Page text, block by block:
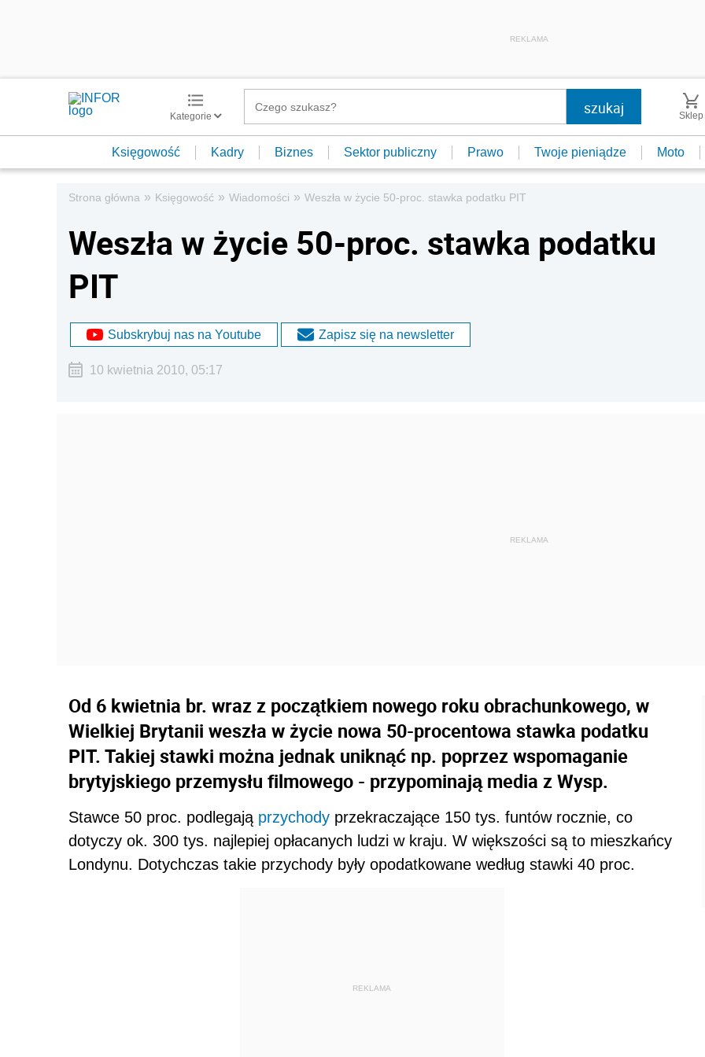
REKLAMA
Kategorie Sklep
Księgowość Kadry Biznes Sektor publiczny Prawo Twoje pieniądze Moto
Strona główna » Księgowość » Wiadomości » Weszła w życie 50-proc. stawka podatku PIT
Weszła w życie 50-proc. stawka podatku
PIT
Subskrybuj nas na Youtube Zapisz się na newsletter
10 kwietnia 2010, 05:17
Od 6 kwietnia br. wraz z początkiem nowego roku obrachunkowego, w
Wielkiej Brytanii weszła w życie nowa 50-procentowa stawka podatku
PIT. Takiej stawki można jednak uniknąć np. poprzez wspomaganie
brytyjskiego przemysłu filmowego - przypominają media z Wysp.
Stawce 50 proc. podlegają przychody przekraczające 150 tys. funtów rocznie, co
dotyczy ok. 300 tys. najlepiej opłacanych ludzi w kraju. W większości są to mieszkańcy
Londynu. Dotychczas takie przychody były opodatkowane według stawki 40 proc.
REKLAMA